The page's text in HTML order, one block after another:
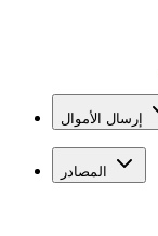
إرسال الأموال
المصادر